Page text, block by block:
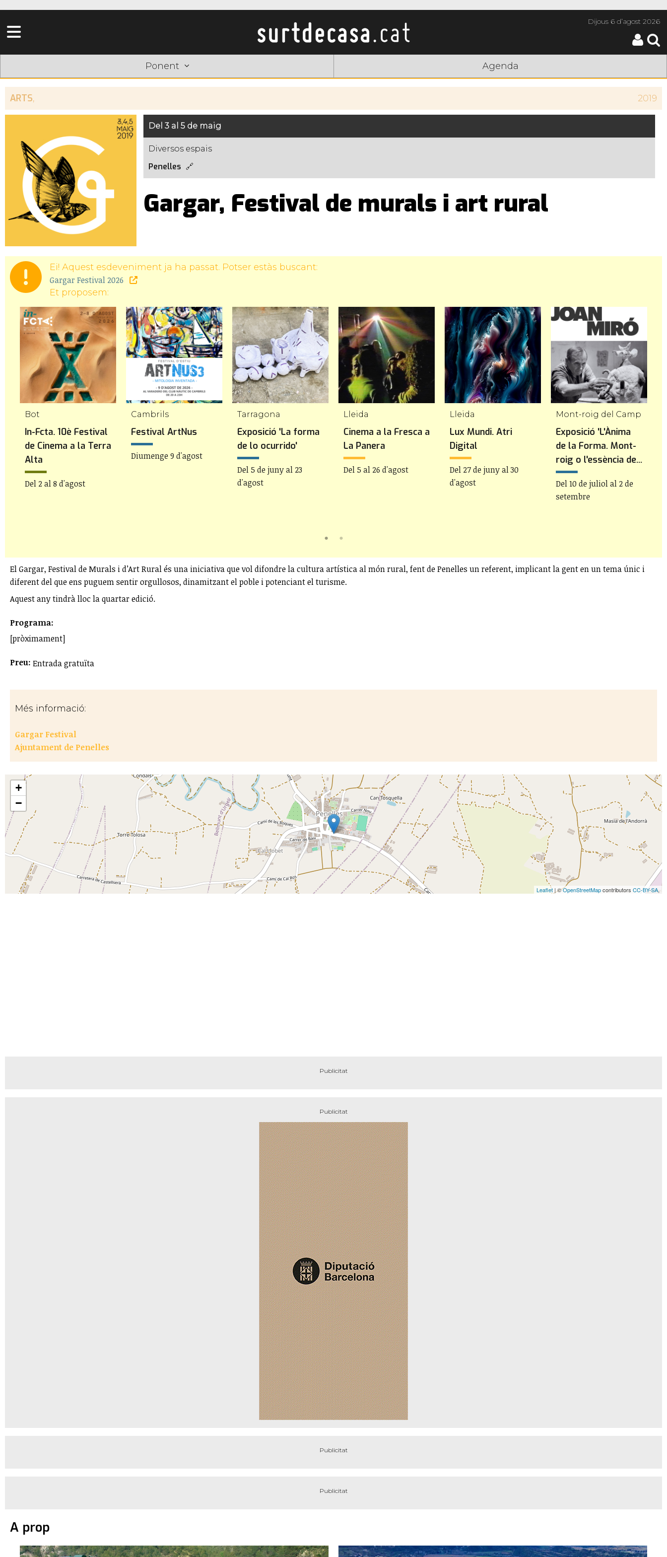
Dijous6 d’agost 2026
Ponent Agenda
ARTS, 2019
Del 3 al 5 de maig
Diversos espais
Penelles
Gargar, Festival de murals i art rural
Ei! Aquest esdeveniment ja ha passat. Potser estàs buscant:
Gargar Festival 2026
Et proposem:
Bot
In-Fcta. 10è Festival
de Cinema a la Terra
Alta
Del 2 al 8 d'agost
Cambrils
Festival ArtNus
Diumenge 9 d'agost
Tarragona
Exposició 'La forma
de lo ocurrido'
Del 5 de juny al 23
d'agost
Lleida
Cinema a la Fresca a
La Panera
Del 5 al 26 d'agost
Lleida
Lux Mundi. Atri
Digital
Del 27 de juny al 30
d'agost
Mont-roig del Camp
Exposició 'L'Ànima
de la Forma. Mont-
roig o l'essència de...
Del 10 de juliol al 2 de
setembre
El Gargar, Festival de Murals i d’Art Rural és una iniciativa que vol difondre la cultura artística al món rural, fent de Penelles un referent, implicant la gent en un tema únic i
diferent del que ens puguem sentir orgullosos, dinamitzant el poble i potenciant el turisme.
Aquest any tindrà lloc la quartar edició.
Programa:
[pròximament]
Preu: Entrada gratuïta
Més informació:
Gargar Festival
Ajuntament de Penelles
+
−
Leaflet | ©OpenStreetMapcontributors CC-BY-SA,
A prop